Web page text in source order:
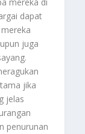
mereka di
dapat
juga
jika
jelas
penurunan